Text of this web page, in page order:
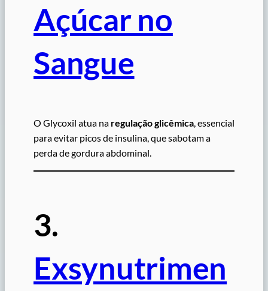
Açúcar no
Sangue
O Glycoxil atua na regulação glicêmica, essencial
para evitar picos de insulina, que sabotam a
perda de gordura abdominal.
3.
Exsynutrimen